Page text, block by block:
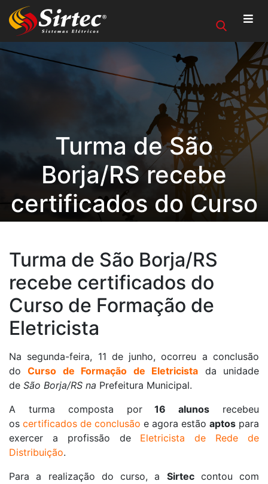
Turma de São
Borja/RS recebe
certificados do Curso
Eletricista
Turma de São Borja/RS
recebe certificados do
Curso de Formação de
Eletricista
Na segunda-feira, 11 de junho, ocorreu a conclusão
doCurso de Formação de Eletricista da unidade
de São Borja/RS na Prefeitura Municipal.
A turma composta por16 alunos recebeu
os certificados de conclusão e agora estão aptos para
exercer a profissão deEletricista de Rede de
Distribuição.
Para a realização do curso, a Sirteccontou com